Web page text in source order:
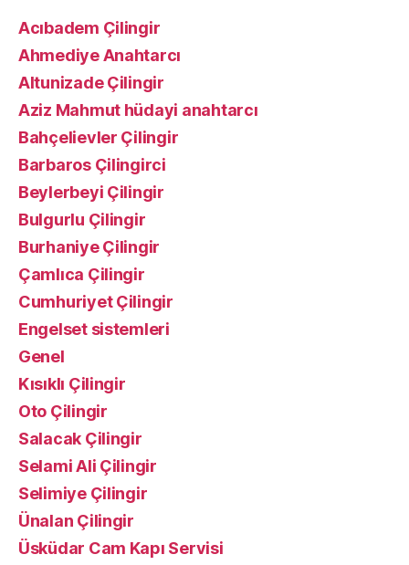
Acıbadem Çilingir
Ahmediye Anahtarcı
Altunizade Çilingir
Aziz Mahmut hüdayi anahtarcı
Bahçelievler Çilingir
Barbaros Çilingirci
Beylerbeyi Çilingir
Bulgurlu Çilingir
Burhaniye Çilingir
Çamlıca Çilingir
Cumhuriyet Çilingir
Engelset sistemleri
Genel
Kısıklı Çilingir
Oto Çilingir
Salacak Çilingir
Selami Ali Çilingir
Selimiye Çilingir
Ünalan Çilingir
Üsküdar Cam Kapı Servisi